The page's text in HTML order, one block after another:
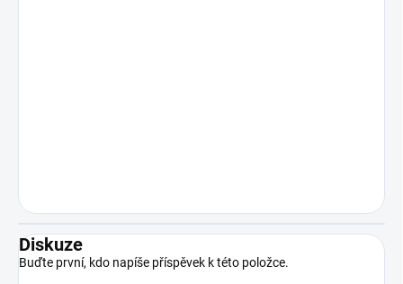
Diskuze
Buďte první, kdo napíše příspěvek k této položce.